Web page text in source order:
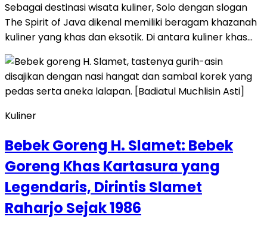
Sebagai destinasi wisata kuliner, Solo dengan slogan
The Spirit of Java dikenal memiliki beragam khazanah
kuliner yang khas dan eksotik. Di antara kuliner khas…
Kuliner
Bebek Goreng H. Slamet: Bebek
Goreng Khas Kartasura yang
Legendaris, Dirintis Slamet
Raharjo Sejak 1986